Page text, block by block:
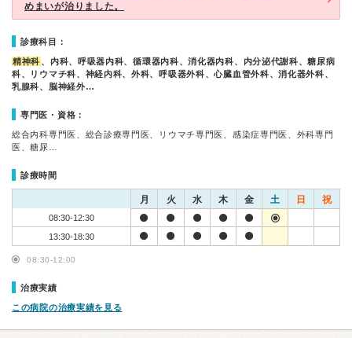
めまいが治りました。
診療科目：
精神科 、内科、呼吸器内科、循環器内科、消化器内科、内分泌代謝科、糖尿病
科、リウマチ科、神経内科、外科、呼吸器外科、心臓血管外科、消化器外科、
乳腺科、脳神経外…
専門医・資格：
総合内科専門医、総合診療専門医、リウマチ専門医、感染症専門医、外科専門
医、糖尿…
診療時間
月 火 水 木 金 土 日 祝
08:30-12:30
13:30-18:30
08:30-12:00
治療実績
この病院の治療実績を見る